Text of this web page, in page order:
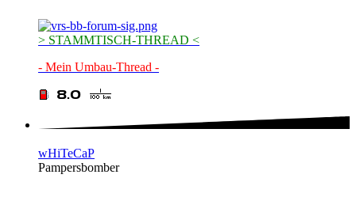
> STAMMTISCH-THREAD <
- Mein Umbau-Thread -
wHiTeCaP
Pampersbomber